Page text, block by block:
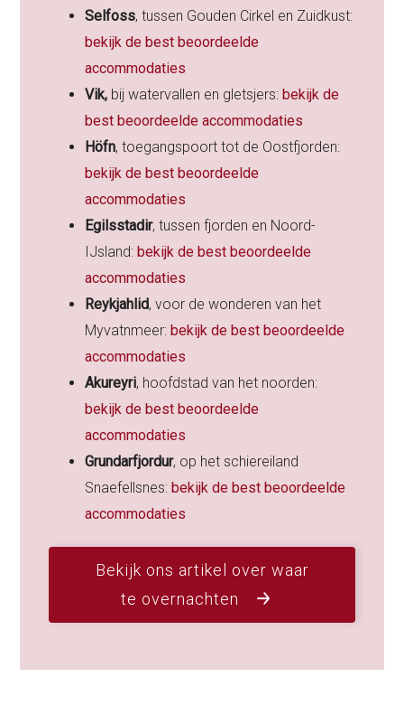
Selfoss, tussen Gouden Cirkel en Zuidkust:
bekijk de best beoordeelde
accommodaties
Vik, bij watervallen en gletsjers: bekijk de
best beoordeelde accommodaties
Höfn, toegangspoort tot de Oostfjorden:
bekijk de best beoordeelde
accommodaties
Egilsstadir, tussen fjorden en Noord-
IJsland: bekijk de best beoordeelde
accommodaties
Reykjahlid, voor de wonderen van het
Myvatnmeer: bekijk de best beoordeelde
accommodaties
Akureyri, hoofdstad van het noorden:
bekijk de best beoordeelde
accommodaties
Grundarfjordur, op het schiereiland
Snaefellsnes: bekijk de best beoordeelde
accommodaties
Bekijk ons artikel over waar
te overnachten